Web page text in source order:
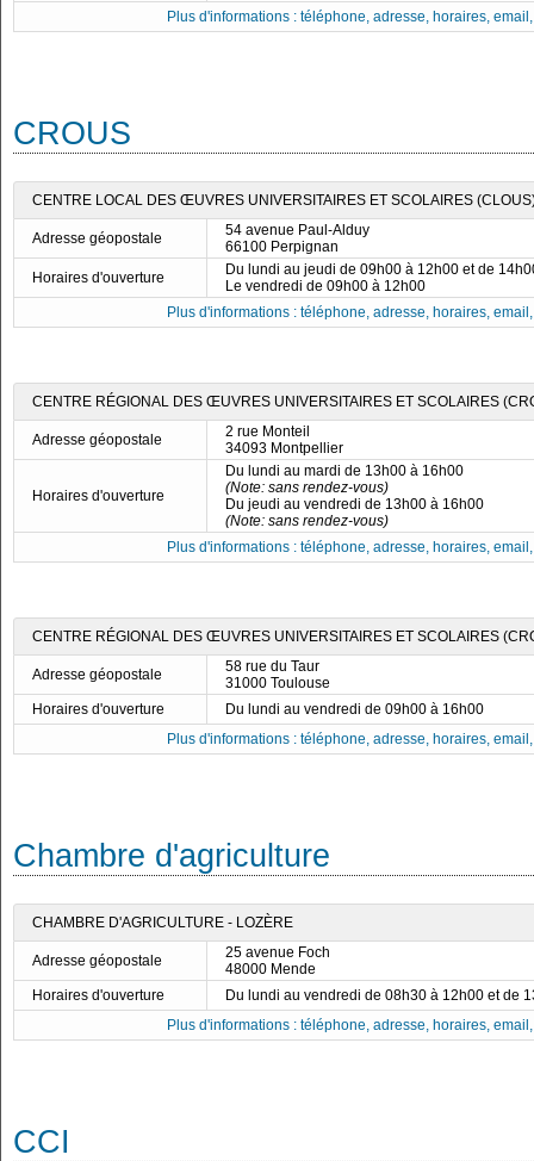
Plus d'informations : téléphone, adresse, horaires,
CROUS
CENTRE LOCAL DES ŒUVRES UNIVERSITAIRES ET SCOLAIRES
Adresse géopostale
54 avenue Paul-Alduy
66100 Perpignan
Horaires d'ouverture
Du lundi au jeudi de 09h00 à 12h00 et de
Le vendredi de 09h00 à 12h00
Plus d'informations : téléphone, adresse, horaires,
CENTRE RÉGIONAL DES ŒUVRES UNIVERSITAIRES ET SCOLAIRES
Adresse géopostale
2 rue Monteil
34093 Montpellier
Horaires d'ouverture
Du lundi au mardi de 13h00 à 16h00
(Note: sans rendez-vous)
Du jeudi au vendredi de 13h00 à 16h00
(Note: sans rendez-vous)
Plus d'informations : téléphone, adresse, horaires,
CENTRE RÉGIONAL DES ŒUVRES UNIVERSITAIRES ET SCOLAIRES
Adresse géopostale
58 rue du Taur
31000 Toulouse
Horaires d'ouverture
Du lundi au vendredi de 09h00 à 16h00
Plus d'informations : téléphone, adresse, horaires,
Chambre d'agriculture
CHAMBRE D'AGRICULTURE - LOZÈRE
Adresse géopostale
25 avenue Foch
48000 Mende
Horaires d'ouverture
Du lundi au vendredi de 08h30 à 12h00 et de
Plus d'informations : téléphone, adresse, horaires,
CCI